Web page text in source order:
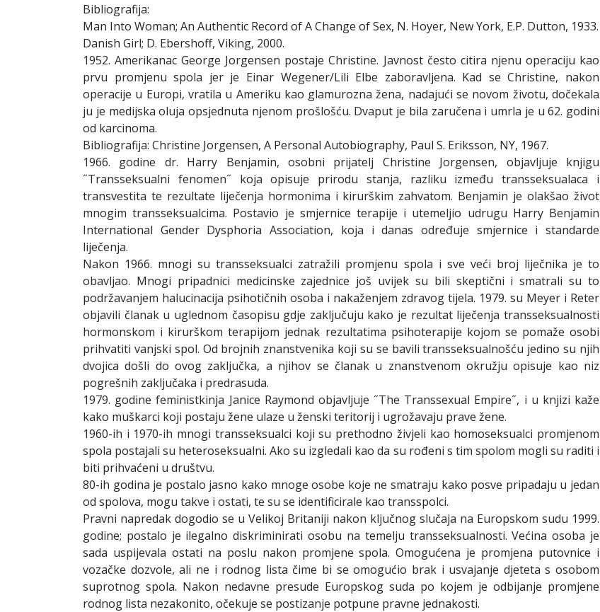
Bibliografija:
Man Into Woman; An Authentic Record of A Change of Sex, N. Hoyer, New York, E.P. Dutton, 1933.
Danish Girl; D. Ebershoff, Viking, 2000.
1952. Amerikanac George Jorgensen postaje Christine. Javnost često citira njenu operaciju kao
prvu promjenu spola jer je Einar Wegener/Lili Elbe zaboravljena. Kad se Christine, nakon
operacije u Europi, vratila u Ameriku kao glamurozna žena, nadajući se novom životu, dočekala
ju je medijska oluja opsjednuta njenom prošlošću. Dvaput je bila zaručena i umrla je u 62. godini
od karcinoma.
Bibliografija: Christine Jorgensen, A Personal Autobiography, Paul S. Eriksson, NY, 1967.
1966. godine dr. Harry Benjamin, osobni prijatelj Christine Jorgensen, objavljuje knjigu
˝Transseksualni fenomen˝ koja opisuje prirodu stanja, razliku između transseksualaca i
transvestita te rezultate liječenja hormonima i kirurškim zahvatom. Benjamin je olakšao život
mnogim transseksualcima. Postavio je smjernice terapije i utemeljio udrugu Harry Benjamin
International Gender Dysphoria Association, koja i danas određuje smjernice i standarde
liječenja.
Nakon 1966. mnogi su transseksualci zatražili promjenu spola i sve veći broj liječnika je to
obavljao. Mnogi pripadnici medicinske zajednice još uvijek su bili skeptični i smatrali su to
podržavanjem halucinacija psihotičnih osoba i nakaženjem zdravog tijela. 1979. su Meyer i Reter
objavili članak u uglednom časopisu gdje zaključuju kako je rezultat liječenja transseksualnosti
hormonskom i kirurškom terapijom jednak rezultatima psihoterapije kojom se pomaže osobi
prihvatiti vanjski spol. Od brojnih znanstvenika koji su se bavili transseksualnošću jedino su njih
dvojica došli do ovog zaključka, a njihov se članak u znanstvenom okružju opisuje kao niz
pogrešnih zaključaka i predrasuda.
1979. godine feministkinja Janice Raymond objavljuje ˝The Transsexual Empire˝, i u knjizi kaže
kako muškarci koji postaju žene ulaze u ženski teritorij i ugrožavaju prave žene.
1960-ih i 1970-ih mnogi transseksualci koji su prethodno živjeli kao homoseksualci promjenom
spola postajali su heteroseksualni. Ako su izgledali kao da su rođeni s tim spolom mogli su raditi i
biti prihvaćeni u društvu.
80-ih godina je postalo jasno kako mnoge osobe koje ne smatraju kako posve pripadaju u jedan
od spolova, mogu takve i ostati, te su se identificirale kao transspolci.
Pravni napredak dogodio se u Velikoj Britaniji nakon ključnog slučaja na Europskom sudu 1999.
godine; postalo je ilegalno diskriminirati osobu na temelju transseksualnosti. Većina osoba je
sada uspijevala ostati na poslu nakon promjene spola. Omogućena je promjena putovnice i
vozačke dozvole, ali ne i rodnog lista čime bi se omogućio brak i usvajanje djeteta s osobom
suprotnog spola. Nakon nedavne presude Europskog suda po kojem je odbijanje promjene
rodnog lista nezakonito, očekuje se postizanje potpune pravne jednakosti.